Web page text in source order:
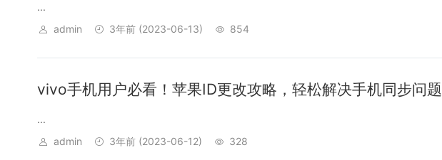
...
admin
3年前 (2023-06-13) 854
vivo手机用户必看！苹果ID更改攻略，轻松解决手机同步问题
...
admin
3年前 (2023-06-12) 328